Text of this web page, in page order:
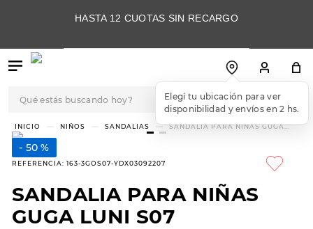
HASTA 12 CUOTAS SIN RECARGO
Elegí tu ubicación para ver
disponibilidad y envíos en 2 hs.
NIÑOS SANDALIAS
SANDALIA PARA NIÑAS GUGA
50 %
REFERENCIA: 163-3GOS07-YDX03092207
SANDALIA PARA NIÑAS
GUGA LUNI S07
TÉRMINOS MÁS
BUSCADOS
1
skechers
3.